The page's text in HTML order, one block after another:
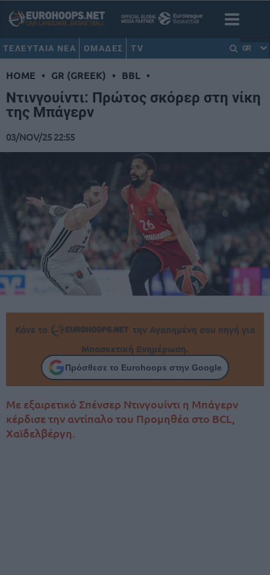
ΤΕΛΕΥΤΑΙΑ ΝΕΑ ΟΜΑΔΕΣ TV GR
HOME • GR (GREEK) • BBL •
Ντινγουίντι: Πρώτος σκόρερ στη νίκη
της Μπάγερν
03/NOV/25 22:55
Κάνε το
την Αγαπημένη σου πηγή για
Μπασκετική Ενημέρωση.
Πρόσθεσε το Eurohoops στην Google
Με εξαιρετικό Σπένσερ Ντινγουίντι η Μπάγερν
κέρδισε την αντίπαλο του Προμηθέα στο BCL,
Χαϊδελβέργη.